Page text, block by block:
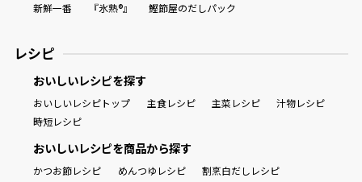
新鮮一番 『氷熟®』 鰹節屋のだしパック
レシピ
おいしいレシピを探す
おいしいレシピトップ 主食レシピ 主菜レシピ
汁物レシピ
時短レシピ
おいしいレシピを商品から探す
かつお節レシピ めんつゆレシピ 割烹白だしレシピ